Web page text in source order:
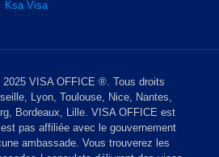
Ksa Visa
VISA OFFICE ®. Tous droits
Lyon, Toulouse, Nice, Nantes,
Bordeaux, Lille. VISA OFFICE est
pas affiliée avec le gouvernement
ambassade. Vous trouverez les